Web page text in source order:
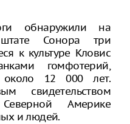
обнаружили на
Сонора три
к культуре Кловис
гомфотерий,
около 12 000 лет.
свидетельством
Америке
и людей.